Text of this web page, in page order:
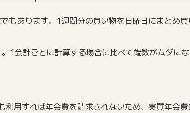
もあります。1週間分の買い物を日曜日にまとめ
1会計ごとに計算する場合に比べて端数がムダに
用すれば年会費を請求されないため、実質年会